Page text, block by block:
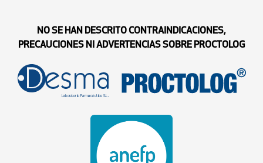
NO SE HAN DESCRITO CONTRAINDICACIONES,
PRECAUCIONES NI ADVERTENCIAS SOBRE PROCTOLOG